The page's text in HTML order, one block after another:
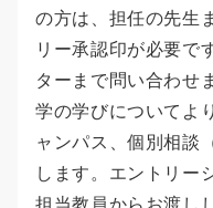
の方は、担任の先生
リー承認印が必要で
ターまで問い合わせ
学の学びについてよ
ャンパス、個別相談
します。エントリー